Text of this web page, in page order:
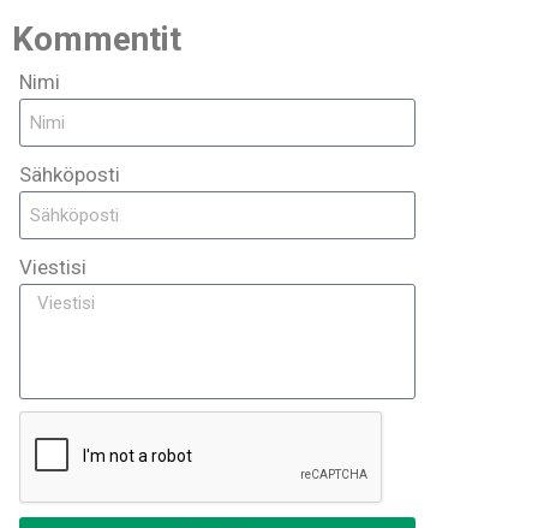
Kommentit
Nimi
Sähköposti
Viestisi